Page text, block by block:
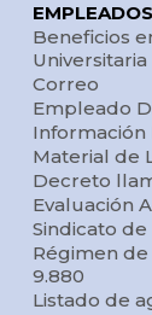
EMPLEADOS
Beneficios
Universitaria
Correo
Empleado
Información
Material de
Decreto
Evaluación
Sindicato
Régimen
9.880
Listado de